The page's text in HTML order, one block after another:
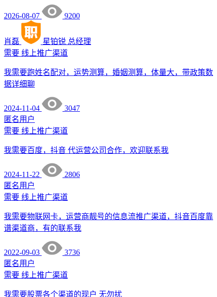
2026-08-07 9200
肖磊 星铂锐 总经理
需要 线上推广渠道
我需要跑姓名配对，运势测算，婚姻测算，体量大，带政策数
据详细聊
2024-11-04
3047
匿名用户
需要 线上推广渠道
我需要百度，抖音 代运营公司合作，欢迎联系我
2024-11-22
2806
匿名用户
需要 线上推广渠道
我需要物联网卡，运营商靓号的信息流推广渠道，抖音百度靠
谱渠道商，有的联系我
2022-09-03
3736
匿名用户
需要 线上推广渠道
我需要股票各个渠道的现户 无勿扰